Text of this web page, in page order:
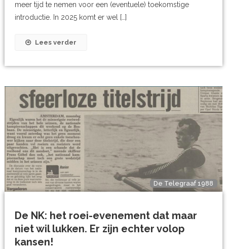
meer tijd te nemen voor een (eventuele) toekomstige
introductie. In 2025 komt er wel […]
Lees verder
De Telegraaf 1988
De NK: het roei-evenement dat maar
niet wil lukken. Er zijn echter volop
kansen!